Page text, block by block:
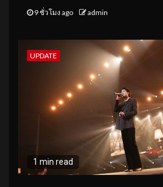
9 ชั่วโมง ago admin
UPDATE
1 min read